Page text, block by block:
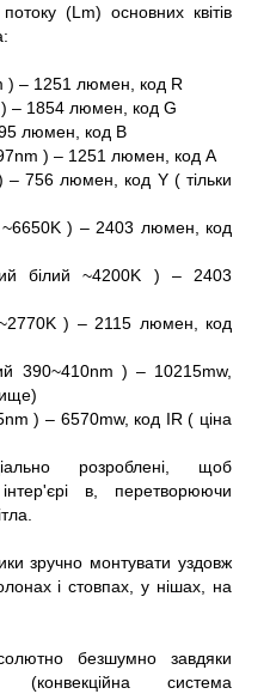
(Lm) основних квітів
) – 1251 люмен, код R
– 1854 люмен, код G
люмен, код B
) – 1251 люмен, код A
756 люмен, код Y ( тільки
) – 2403 люмен, код
білий ~4200K ) – 2403
) – 2115 люмен, код
390~410nm ) – 10215mw,
) – 6570mw, код IR ( ціна
розроблені, щоб
в, перетворюючи
зручно монтувати уздовж
і стовпах, у нішах, на
безшумно завдяки
(конвекційна система